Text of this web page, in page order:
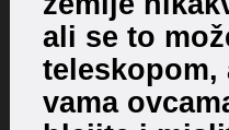
ali se to
teleskopom,
vama